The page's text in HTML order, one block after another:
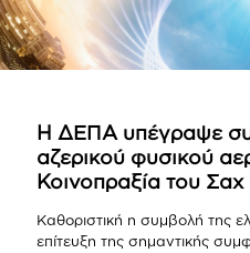
Η ΔΕΠΑ υπέγραψε
αζερικού φυσικού
Κοινοπραξία του Σαχ
Καθοριστική η συμβολή της
επίτευξη της σημαντικής